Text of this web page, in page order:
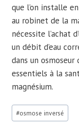
que l’on installe
au robinet de la
nécessite l’achat
un débit d’eau
dans un osmoseur
essentiels à la
magnésium.
Étiquettes
de
#osmose inversé